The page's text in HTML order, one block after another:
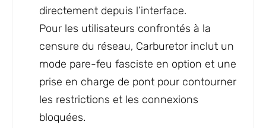
directement depuis l’interface.
Pour les utilisateurs confrontés à la
censure du réseau, Carburetor inclut un
mode pare-feu fasciste en option et une
prise en charge de pont pour contourner
les restrictions et les connexions
bloquées.